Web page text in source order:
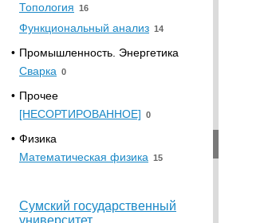
Топология 16
Функциональный анализ 14
• Промышленность. Энергетика
Сварка 0
• Прочее
[НЕСОРТИРОВАННОЕ] 0
• Физика
Математическая физика 15
Сумский государственный
университет